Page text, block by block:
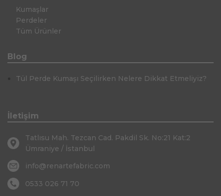
Kumaşlar
Perdeler
Tüm Ürünler
Blog
Tül Perde Kumaşı Seçilirken Nelere Dikkat Etmeliyiz?
İletişim
Tatlısu Mah. Tezcan Cad. Pakdil Sk. No:21 Kat:2
Ümraniye / İstanbul
info@renartefabric.com
0533 026 71 70